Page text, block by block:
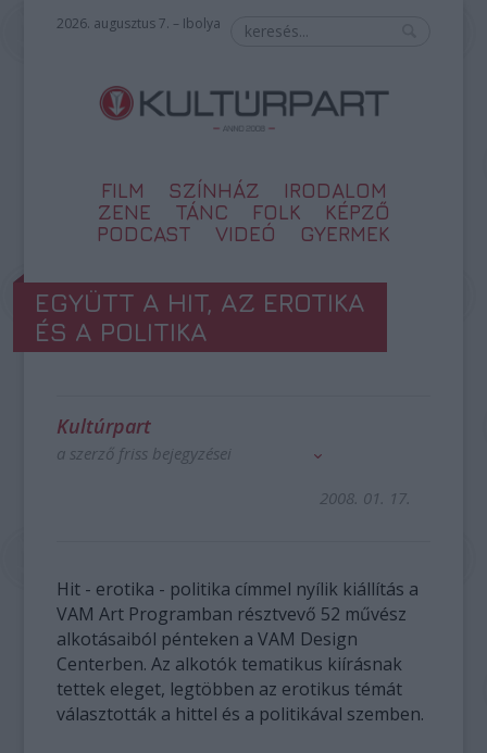
2026. augusztus 7. – Ibolya
FILM SZÍNHÁZ
IRODALOM
ZENE
TÁNC FOLK
KÉPZŐ
PODCAST
VIDEÓ GYERMEK
EGYÜTT A HIT, AZ EROTIKA
ÉS A POLITIKA
Kultúrpart
a szerző friss bejegyzései
2008. 01. 17.
Hit - erotika - politika címmel nyílik kiállítás a
VAM Art Programban résztvevő 52 művész
alkotásaiból pénteken a VAM Design
Centerben. Az alkotók tematikus kiírásnak
tettek eleget, legtöbben az erotikus témát
választották a hittel és a politikával szemben.